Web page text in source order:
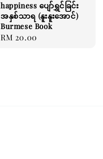
happiness ပျော်ရွှင်ခြင်း
အနှစ်သာရ (နူးနူးအောင်)
Burmese Book
Regular
RM 20.00